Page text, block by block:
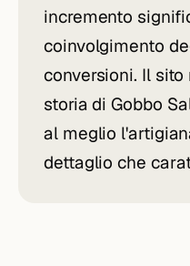
incremento
coinvolgimento
conversioni. Il
storia di Gobbo
al meglio
dettaglio che